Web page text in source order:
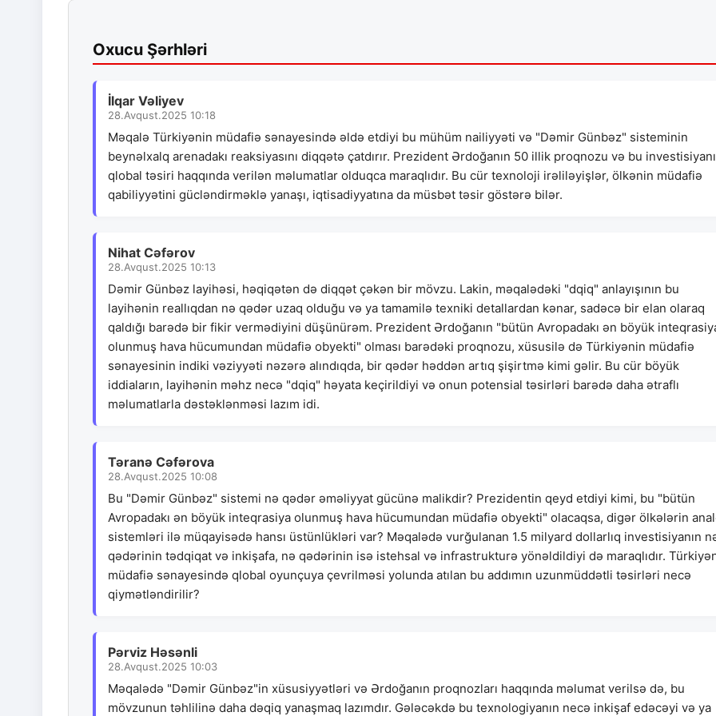
Oxucu Şərhləri
İlqar Vəliyev
28.Avqust.2025 10:18
Məqalə Türkiyənin müdafiə sənayesində əldə etdiyi bu mühüm nailiyyəti və "Dəmir Günbəz" sisteminin
beynəlxalq arenadakı reaksiyasını diqqətə çatdırır. Prezident Ərdoğanın 50 illik proqnozu və bu
qlobal təsiri haqqında verilən məlumatlar olduqca maraqlıdır. Bu cür texnoloji irəliləyişlər, ölkənin müdafiə
qabiliyyətini gücləndirməklə yanaşı, iqtisadiyyatına da müsbət təsir göstərə bilər.
Nihat Cəfərov
28.Avqust.2025 10:13
Dəmir Günbəz layihəsi, həqiqətən də diqqət çəkən bir mövzu. Lakin, məqalədəki "dqiq" anlayışının bu
layihənin reallıqdan nə qədər uzaq olduğu və ya tamamilə texniki detallardan kənar, sadəcə bir elan olaraq
qaldığı barədə bir fikir vermədiyini düşünürəm. Prezident Ərdoğanın "bütün Avropadakı ən böyük
olunmuş hava hücumundan müdafiə obyekti" olması barədəki proqnozu, xüsusilə də Türkiyənin müdafiə
sənayesinin indiki vəziyyəti nəzərə alındıqda, bir qədər həddən artıq şişirtmə kimi gəlir. Bu cür böyük
iddiaların, layihənin məhz necə "dqiq" həyata keçirildiyi və onun potensial təsirləri barədə daha ətraflı
məlumatlarla dəstəklənməsi lazım idi.
Təranə Cəfərova
28.Avqust.2025 10:08
Bu "Dəmir Günbəz" sistemi nə qədər əməliyyat gücünə malikdir? Prezidentin qeyd etdiyi kimi, bu "bütün
Avropadakı ən böyük inteqrasiya olunmuş hava hücumundan müdafiə obyekti" olacaqsa, digər ölkələrin
sistemləri ilə müqayisədə hansı üstünlükləri var? Məqalədə vurğulanan 1.5 milyard dollarlıq investisiyanın
qədərinin tədqiqat və inkişafa, nə qədərinin isə istehsal və infrastrukturə yönəldildiyi də maraqlıdır.
müdafiə sənayesində qlobal oyunçuya çevrilməsi yolunda atılan bu addımın uzunmüddətli təsirləri necə
qiymətləndirilir?
Pərviz Həsənli
28.Avqust.2025 10:03
Məqalədə "Dəmir Günbəz"in xüsusiyyətləri və Ərdoğanın proqnozları haqqında məlumat verilsə də, bu
mövzunun təhlilinə daha dəqiq yanaşmaq lazımdır. Gələcəkdə bu texnologiyanın necə inkişaf edəcəyi və ya